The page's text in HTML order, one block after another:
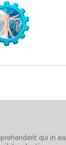
qui in ea